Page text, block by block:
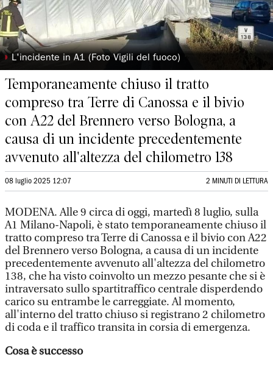
◗ L'incidente in A1 (Foto Vigili del fuoco)
Temporaneamente chiuso il tratto
compreso tra Terre di Canossa e il bivio
con A22 del Brennero verso Bologna, a
causa di un incidente precedentemente
avvenuto all'altezza del chilometro 138
08 luglio 2025 12:07 2 MINUTI DI LETTURA
MODENA. Alle 9 circa di oggi, martedì 8 luglio, sulla
A1 Milano-Napoli, è stato temporaneamente chiuso il
tratto compreso tra Terre di Canossa e il bivio con A22
del Brennero verso Bologna, a causa di un incidente
precedentemente avvenuto all'altezza del chilometro
138, che ha visto coinvolto un mezzo pesante che si è
intraversato sullo spartitraffico centrale disperdendo
carico su entrambe le carreggiate. Al momento,
all'interno del tratto chiuso si registrano 2 chilometro
di coda e il traffico transita in corsia di emergenza.
Cosa è successo